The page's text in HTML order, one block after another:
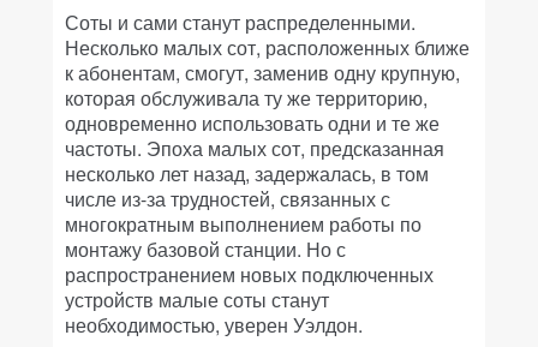
Соты и сами станут распределенными.
Несколько малых сот, расположенных ближе
к абонентам, смогут, заменив одну крупную,
которая обслуживала ту же территорию,
одновременно использовать одни и те же
частоты. Эпоха малых сот, предсказанная
несколько лет назад, задержалась, в том
числе из-за трудностей, связанных с
многократным выполнением работы по
монтажу базовой станции. Но с
распространением новых подключенных
устройств малые соты станут
необходимостью, уверен Уэлдон.